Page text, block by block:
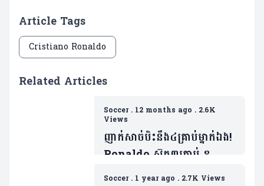
Article Tags
Cristiano Ronaldo
Related Articles
Soccer. 12 months ago . 2.6K
Views
ញាក់សាច់បិះនឹង៤គ្រាប់ម្នាក់ឯង!
Ronaldo ស៊ុត៣គ្រាប់ ខណៈ
ហ្វេនវែកញែក Joao Felix
Soccer. 1 year ago . 2.7K Views